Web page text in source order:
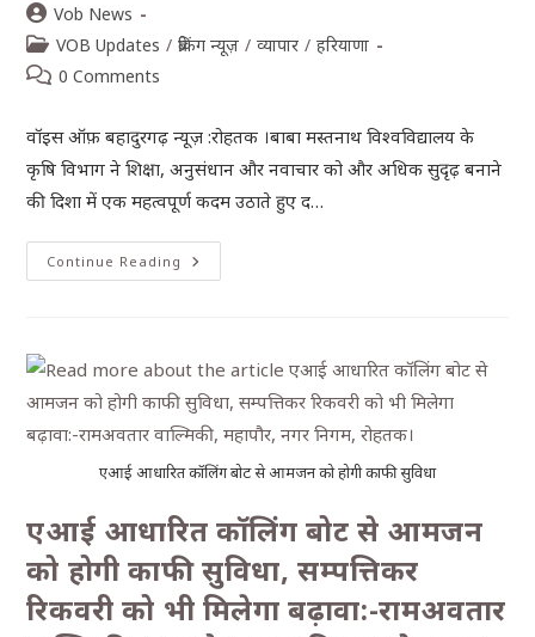
Vob News
VOB Updates / ब्रेकिंग न्यूज़ / व्यापार / हरियाणा
0 Comments
वॉइस ऑफ़ बहादुरगढ़ न्यूज़ :रोहतक ।बाबा मस्तनाथ विश्वविद्यालय के
कृषि विभाग ने शिक्षा, अनुसंधान और नवाचार को और अधिक सुदृढ़ बनाने
की दिशा में एक महत्वपूर्ण कदम उठाते हुए द…
Continue Reading
एआई आधारित कॉलिंग बोट से आमजन को होगी काफी सुविधा
एआई आधारित कॉलिंग बोट से आमजन
को होगी काफी सुविधा, सम्पत्तिकर
रिकवरी को भी मिलेगा बढ़ावा:-रामअवतार